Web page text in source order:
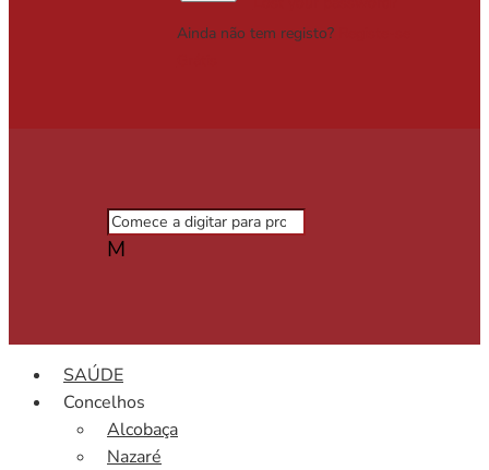
Ainda não tem registo?
M
SAÚDE
Concelhos
Alcobaça
Nazaré